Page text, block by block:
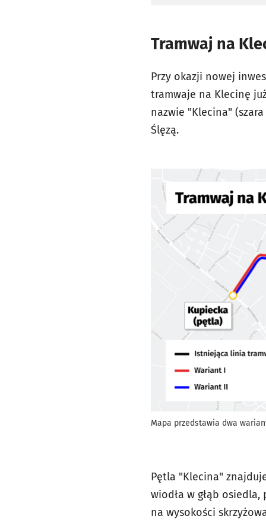
Tramwaj na
Przy okazji nowej
tramwaje na Klecinę
nazwie "Klecina"
Ślęzą.
Mapa przedstawia dwa
Pętla "Klecina"
wiodła w głąb
na wysokości